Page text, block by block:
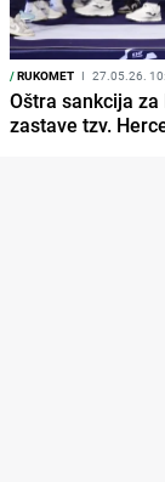
/RUKOMET I 27.05.26.
Oštra sankcija
zastave tzv.